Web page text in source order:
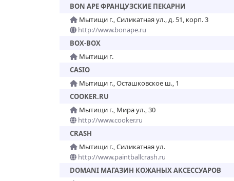
BON APE ФРАНЦУЗСКИЕ ПЕКАРНИ
Мытищи г., Силикатная ул., д. 51, корп. 3
http://www.bonape.ru
BOX-BOX
Мытищи г.
CASIO
Мытищи г., Осташковское ш., 1
COOKER.RU
Мытищи г., Мира ул., 30
http://www.cooker.ru
CRASH
Мытищи г., Силикатная ул.
http://www.paintballcrash.ru
DOMANI МАГАЗИН КОЖАНЫХ АКСЕССУАРОВ